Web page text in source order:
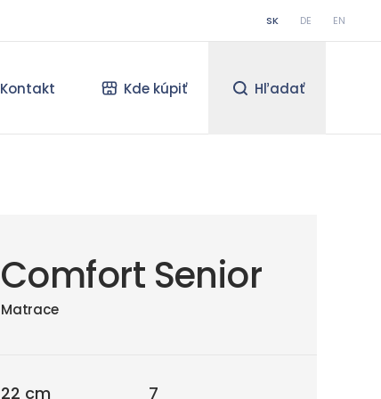
SK DE EN
Kontakt Kde kúpiť Hľadať
Comfort Senior
Matrace
22 cm 7